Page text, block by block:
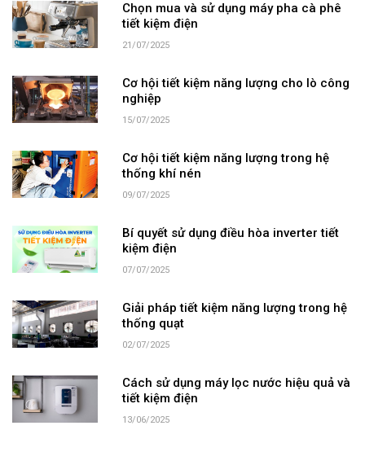
Chọn mua và sử dụng máy pha cà phê
tiết kiệm điện
21/07/2025
Cơ hội tiết kiệm năng lượng cho lò công
nghiệp
15/07/2025
Cơ hội tiết kiệm năng lượng trong hệ
thống khí nén
09/07/2025
Bí quyết sử dụng điều hòa inverter tiết
kiệm điện
07/07/2025
Giải pháp tiết kiệm năng lượng trong hệ
thống quạt
02/07/2025
Cách sử dụng máy lọc nước hiệu quả và
tiết kiệm điện
13/06/2025